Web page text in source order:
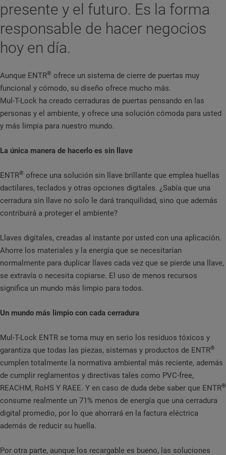
presente y el futuro. Es la forma
responsable de hacer negocios
hoy en día.
Aunque ENTR® ofrece un sistema de cierre de puertas muy
funcional y cómodo, su diseño ofrece mucho más.
Mul-T-Lock ha creado cerraduras de puertas pensando en las
personas y el ambiente, y ofrece una solución cómoda para usted
y más limpia para nuestro mundo.
La única manera de hacerlo es sin llave
ENTR® ofrece una solución sin llave brillante que emplea huellas
dactilares, teclados y otras opciones digitales. ¿Sabía que una
cerradura sin llave no solo le dará tranquilidad, sino que además
contribuirá a proteger el ambiente?
Llaves digitales, creadas al instante por usted con una aplicación.
Ahorre los materiales y la energía que se necesitarían
normalmente para duplicar llaves cada vez que se pierde una llave,
se extravía o necesita copiarse. El uso de menos recursos
significa un mundo más limpio para todos.
Un mundo más limpio con cada cerradura
Mul-T-Lock ENTR se toma muy en serio los residuos tóxicos y
garantiza que todas las piezas, sistemas y productos de ENTR®
cumplen totalmente la normativa ambiental más reciente, además
de cumplir reglamentos y directivas tales como PVC-free,
REACHM, RoHS Y RAEE. Y en caso de duda debe saber que ENTR®
consume realmente un 71% menos de energía que una cerradura
digital promedio, por lo que ahorrará en la factura eléctrica
además de reducir su huella.
Por otra parte, aunque los recargable es bueno, las soluciones